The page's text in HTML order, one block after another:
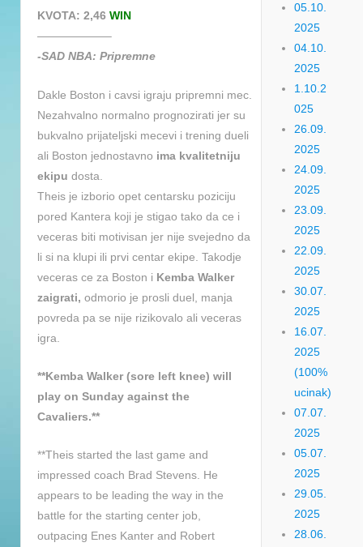
KVOTA: 2,46 WIN
——————–
-SAD NBA: Pripremne
Dakle Boston i cavsi igraju pripremni mec.
Nezahvalno normalno prognozirati jer su
bukvalno prijateljski mecevi i trening dueli
ali Boston jednostavno ima kvalitetniju
ekipu dosta.
Theis je izborio opet centarsku poziciju
pored Kantera koji je stigao tako da ce i
veceras biti motivisan jer nije svejedno da
li si na klupi ili prvi centar ekipe. Takodje
veceras ce za Boston i Kemba Walker
zaigrati, odmorio je prosli duel, manja
povreda pa se nije rizikovalo ali veceras
igra.
**Kemba Walker (sore left knee) will
play on Sunday against the
Cavaliers.**
**Theis started the last game and
impressed coach Brad Stevens. He
appears to be leading the way in the
battle for the starting center job,
outpacing Enes Kanter and Robert
05.10.
2025
04.10.
2025
1.10.2
025
26.09.
2025
24.09.
2025
23.09.
2025
22.09.
2025
30.07.
2025
16.07.
2025
(100%
ucinak)
07.07.
2025
05.07.
2025
29.05.
2025
28.06.